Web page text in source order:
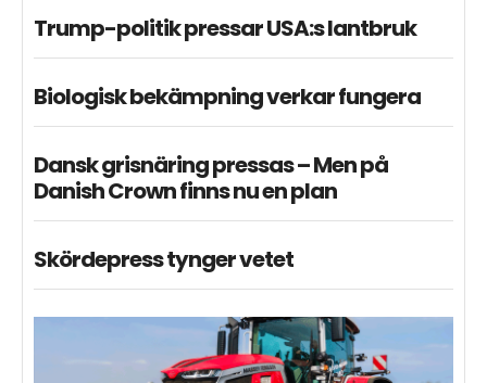
Trump-politik pressar USA:s lantbruk
Biologisk bekämpning verkar fungera
Dansk grisnäring pressas – Men på
Danish Crown finns nu en plan
Skördepress tynger vetet